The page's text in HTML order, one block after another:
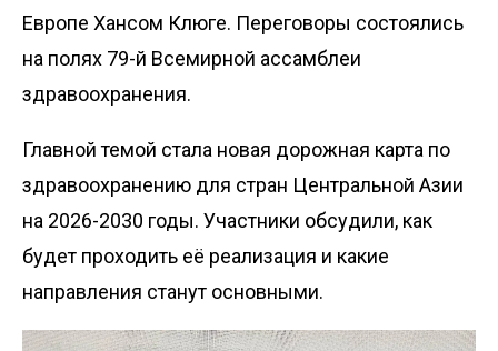
Европе Хансом Клюге. Переговоры состоялись
на полях 79-й Всемирной ассамблеи
здравоохранения.
Главной темой стала новая дорожная карта по
здравоохранению для стран Центральной Азии
на 2026-2030 годы. Участники обсудили, как
будет проходить её реализация и какие
направления станут основными.